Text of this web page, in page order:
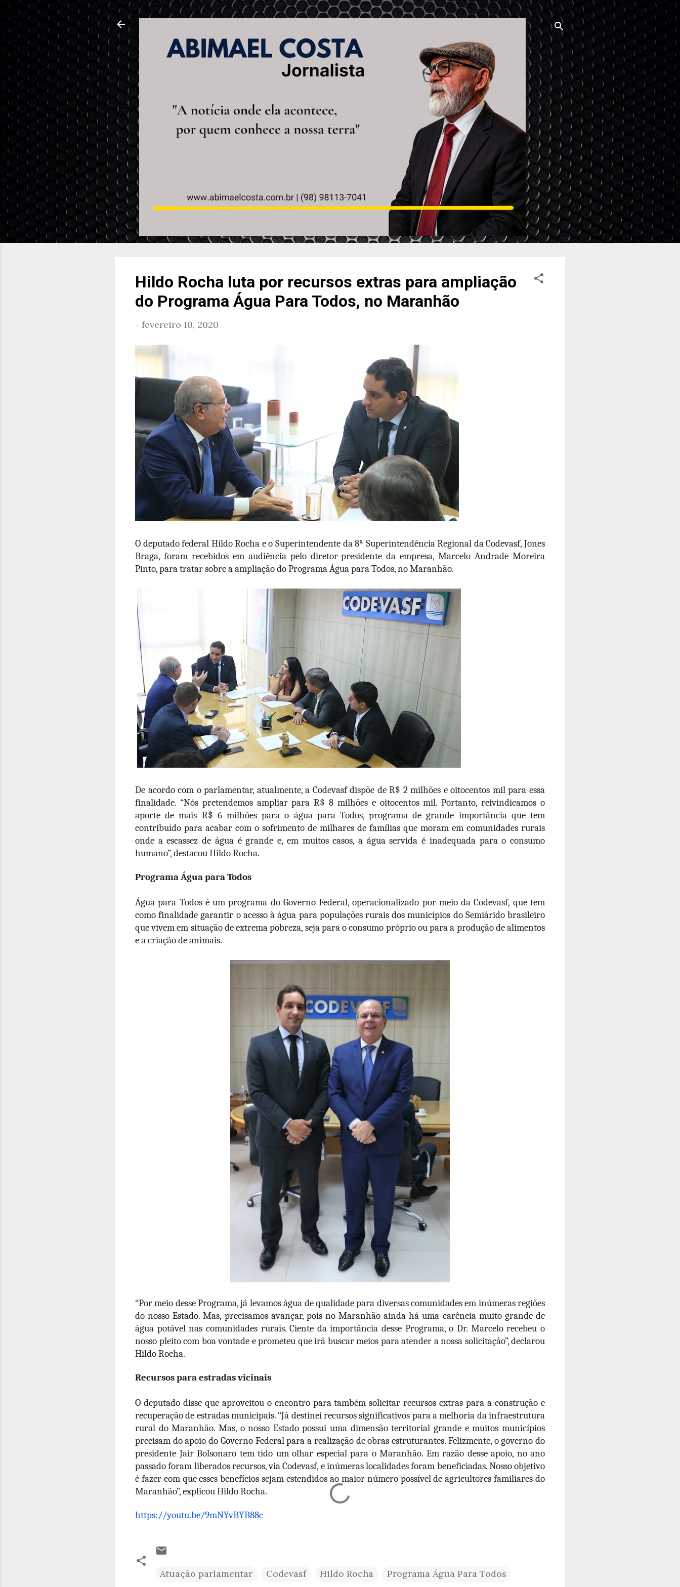
Pular para o conteúdo principal
Hildo Rocha luta por recursos extras para ampliação
do Programa Água Para Todos, no Maranhão
- fevereiro 10, 2020
O deputado federal Hildo Rocha e o Superintendente da 8ª Superintendência Regional da Codevasf, Jones
Braga, foram recebidos em audiência pelo diretor-presidente da empresa, Marcelo Andrade Moreira
Pinto, para tratar sobre a ampliação do Programa Água para Todos, no Maranhão.
De acordo com o parlamentar, atualmente, a Codevasf dispõe de R$ 2 milhões e oitocentos mil para essa
finalidade. “Nós pretendemos ampliar para R$ 8 milhões e oitocentos mil. Portanto, reivindicamos o
aporte de mais R$ 6 milhões para o água para Todos, programa de grande importância que tem
contribuído para acabar com o sofrimento de milhares de famílias que moram em comunidades rurais
onde a escassez de água é grande e, em muitos casos, a água servida é inadequada para o consumo
humano”, destacou Hildo Rocha.
Programa Água para Todos
Água para Todos é um programa do Governo Federal, operacionalizado por meio da Codevasf, que tem
como finalidade garantir o acesso à água para populações rurais dos municípios do Semiárido brasileiro
que vivem em situação de extrema pobreza, seja para o consumo próprio ou para a produção de alimentos
e a criação de animais.
“Por meio desse Programa, já levamos água de qualidade para diversas comunidades em inúmeras regiões
do nosso Estado. Mas, precisamos avançar, pois no Maranhão ainda há uma carência muito grande de
água potável nas comunidades rurais. Ciente da importância desse Programa, o Dr. Marcelo recebeu o
nosso pleito com boa vontade e prometeu que irá buscar meios para atender a nossa solicitação”, declarou
Hildo Rocha.
Recursos para estradas vicinais
O deputado disse que aproveitou o encontro para também solicitar recursos extras para a construção e
recuperação de estradas municipais. “Já destinei recursos significativos para a melhoria da infraestrutura
rural do Maranhão. Mas, o nosso Estado possui uma dimensão territorial grande e muitos municípios
precisam do apoio do Governo Federal para a realização de obras estruturantes. Felizmente, o governo do
presidente Jair Bolsonaro tem tido um olhar especial para o Maranhão. Em razão desse apoio, no ano
passado foram liberados recursos, via Codevasf, e inúmeras localidades foram beneficiadas. Nosso objetivo
é fazer com que esses benefícios sejam estendidos ao maior número possível de agricultores familiares do
Maranhão”, explicou Hildo Rocha.
https://youtu.be/9mNYvBYB88c
Atuação parlamentar Codevasf Hildo Rocha Programa Água Para Todos